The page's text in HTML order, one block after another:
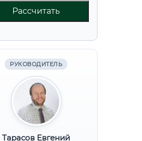
Рассчитать
РУКОВОДИТЕЛЬ
Тарасов Евгений